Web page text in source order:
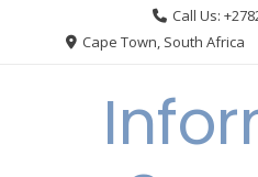
Call Us:
Cape Town, South Africa